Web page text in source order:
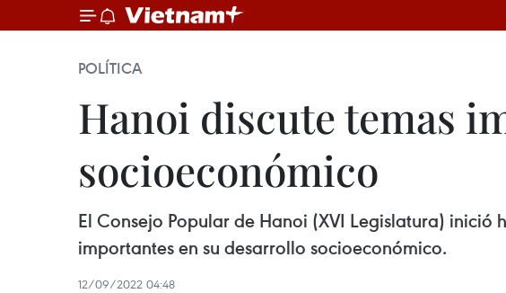
POLÍTICA
Hanoi discute temas
socioeconómico
El Consejo Popular de Hanoi (XVI Legislatura)
importantes en su desarrollo socioeconómico.
12/09/2022 04:48